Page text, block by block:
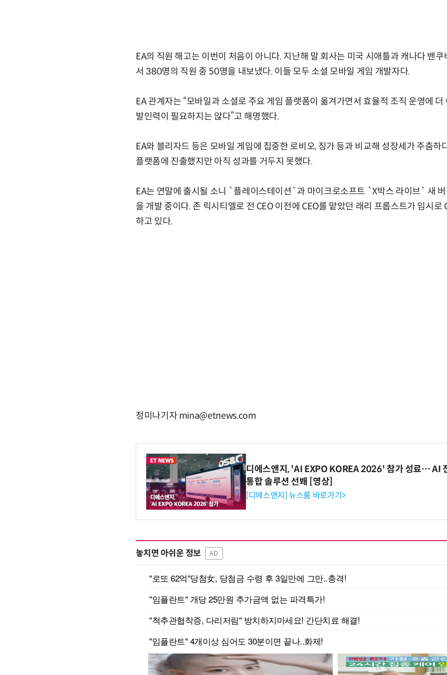
EA의 직원 해고는 이번이 처음이 아니다. 지난해 말 회사는 미국 시애틀과 캐나다 밴쿠
서 380명의 직원 중 50명을 내보냈다. 이들 모두 소셜 모바일 게임 개발자다.
EA 관계자는 “모바일과 소셜로 주요 게임 플랫폼이 옮겨가면서 효율적 조직 운영에 더
발인력이 필요하지는 않다”고 해명했다.
EA와 블리자드 등은 모바일 게임에 집중한 로비오, 징가 등과 비교해 성장세가 주춤하
플랫폼에 진출했지만 아직 성과를 거두지 못했다.
EA는 연말에 출시될 소니 `플레이스테이션`과 마이크로소프트 `X박스 라이브` 새
을 개발 중이다. 존 릭시티엘로 전 CEO 이전에 CEO를 맡았던 래리 프롭스트가 임시로
하고 있다.
정미나기자 mina@etnews.com
디에스앤지, 'AI EXPO KOREA 2026' 참가 성료… AI
통합 솔루션 선봬 [영상]
[디에스앤지] 뉴스룸 바로가기>
놓치면 아쉬운 정보 AD